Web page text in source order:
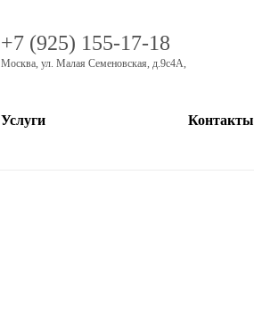
+7 (925) 155-17-18
Москва, ул. Малая Семеновская, д.9с4А,
Услуги Контакты